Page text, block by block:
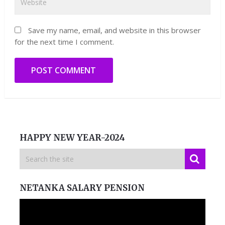
Save my name, email, and website in this browser
for the next time I comment.
HAPPY NEW YEAR-2024
NETANKA SALARY PENSION